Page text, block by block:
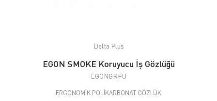
Delta Plus
EGON SMOKE Koruyucu İş Gözlüğü
EGONGRFU
ERGONOMİK POLİKARBONAT GÖZLÜK